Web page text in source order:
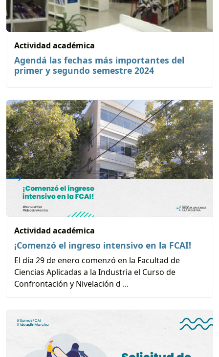
Actividad académica
Agendá las fechas más importantes del
primer y segundo semestre 2024
Actividad académica
¡Comenzó el ingreso intensivo en la FCAI!
El día 29 de enero comenzó en la Facultad de
Ciencias Aplicadas a la Industria el Curso de
Confrontación y Nivelación d ...